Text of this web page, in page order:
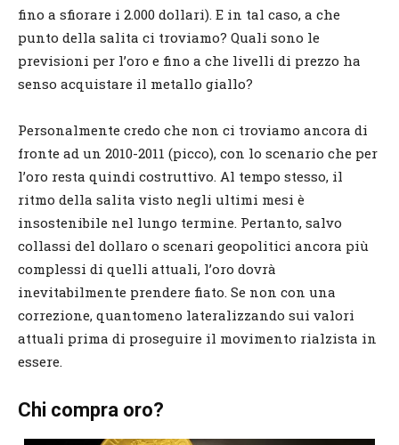
fino a sfiorare i 2.000 dollari). E in tal caso, a che
punto della salita ci troviamo? Quali sono le
previsioni per l’oro e fino a che livelli di prezzo ha
senso acquistare il metallo giallo?
Personalmente credo che non ci troviamo ancora di
fronte ad un 2010-2011 (picco), con lo scenario che per
l’oro resta quindi costruttivo. Al tempo stesso, il
ritmo della salita visto negli ultimi mesi è
insostenibile nel lungo termine. Pertanto, salvo
collassi del dollaro o scenari geopolitici ancora più
complessi di quelli attuali, l’oro dovrà
inevitabilmente prendere fiato. Se non con una
correzione, quantomeno lateralizzando sui valori
attuali prima di proseguire il movimento rialzista in
essere.
Chi compra oro?